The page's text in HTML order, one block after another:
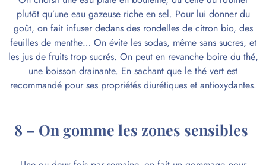
plutôt qu’une eau gazeuse riche en sel. Pour lui donner du
goût, on fait infuser dedans des rondelles de citron bio, des
feuilles de menthe… On évite les sodas, même sans sucres, et
les jus de fruits trop sucrés. On peut en revanche boire du thé,
une boisson drainante. En sachant que le thé vert est
recommandé pour ses propriétés diurétiques et antioxydantes.
8 – On gomme les zones sensibles